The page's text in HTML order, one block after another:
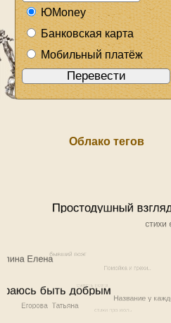
ЮMoney
Банковская карта
Мобильный платёж
Облако тегов